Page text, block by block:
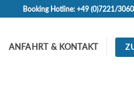
Booking Hotline: +49 (0)7221/3060
ANFAHRT & KONTAKT